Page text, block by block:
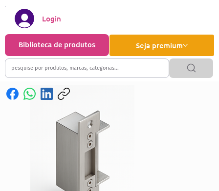
Seja premium
Biblioteca de produtos
Login